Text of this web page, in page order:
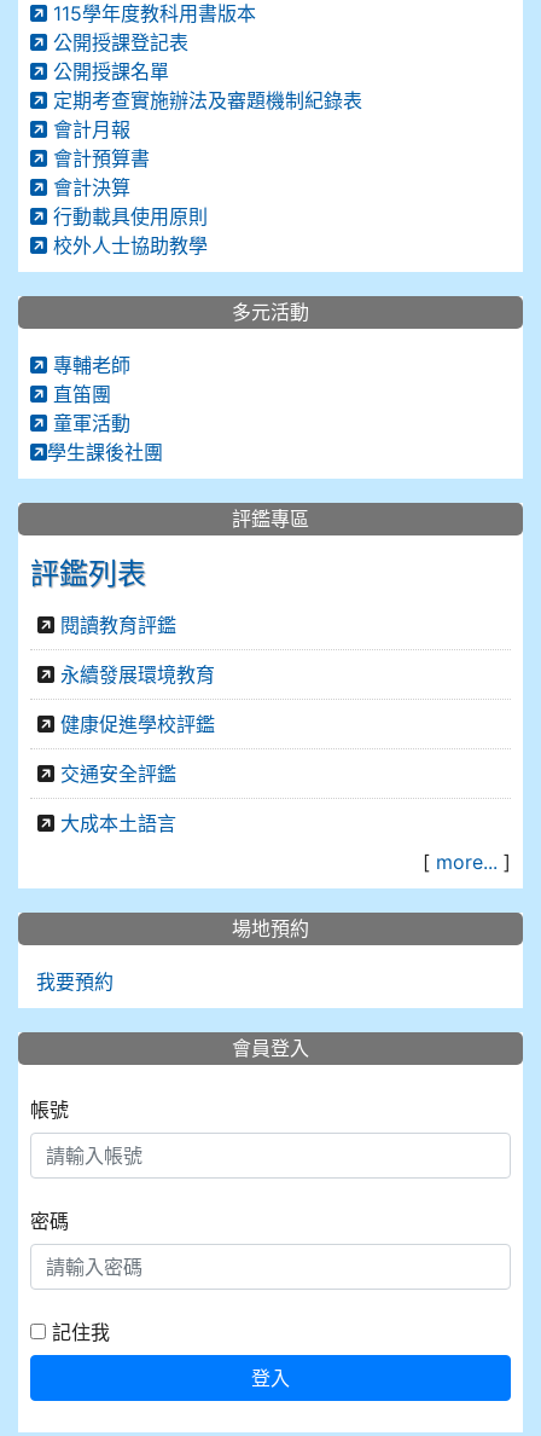
115學年度教科用書版本
公開授課登記表
公開授課名單
定期考查實施辦法及審題機制紀錄表
會計月報
會計預算書
會計決算
行動載具使用原則
校外人士協助教學
多元活動
專輔老師
直笛團
童軍活動
學生課後社團
評鑑專區
評鑑列表
閱讀教育評鑑
永續發展環境教育
健康促進學校評鑑
交通安全評鑑
大成本土語言
[ more... ]
場地預約
我要預約
會員登入
帳號
密碼
記住我
登入